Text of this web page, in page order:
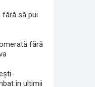
să pui
fără
în ultimii